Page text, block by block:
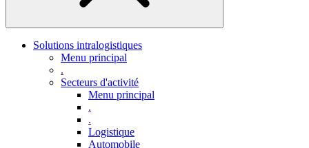
Solutions intralogistiques
Menu principal
.
Secteurs d'activité
Menu principal
.
.
Logistique
Automobile